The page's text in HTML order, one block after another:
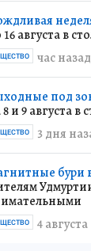
16 августа в
час назад
под
8 и 9 августа
3 дня
бури в
4 августа